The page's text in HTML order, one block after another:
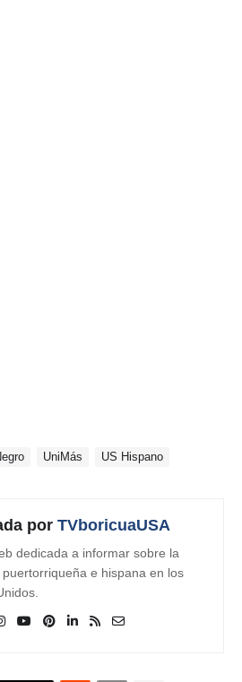
UniMás US Hispano
por TVboricuaUSA
dedicada a informar sobre la
e hispana en los